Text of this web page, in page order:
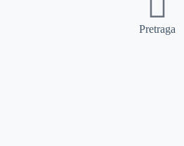
Pretraga